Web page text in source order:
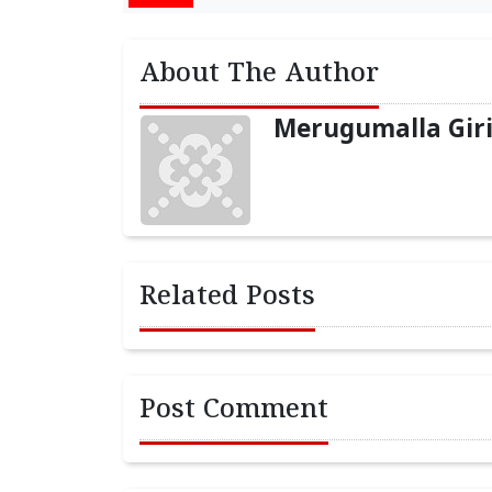
About The Author
Merugumalla Giri
Related Posts
Post Comment